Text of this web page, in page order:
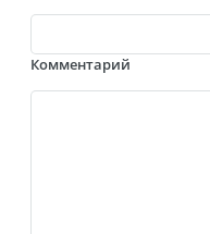
Комментарий